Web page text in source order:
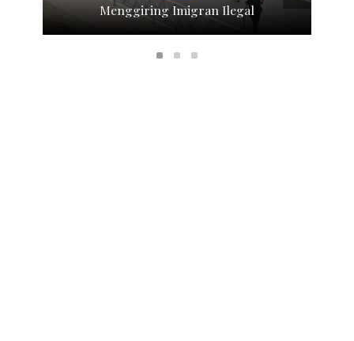
Menggiring Imigran Ilegal